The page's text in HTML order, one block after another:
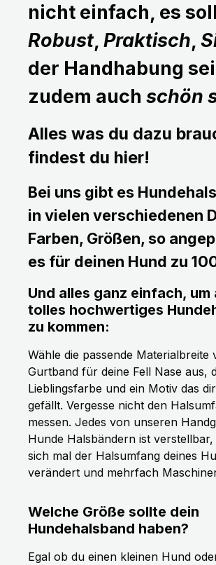
nicht einfach, es
Robust, Praktisch,
der Handhabung
zudem auch schön
Alles was du dazu
findest du hier!
Bei uns gibt es
in vielen verschiedenen
Farben, Größen, so
es für deinen Hund zu
Und alles ganz einfach, um
tolles hochwertiges
zu kommen:
Wähle die passende Materialbreite
Gurtband für deine Fell Nase aus,
Lieblingsfarbe und ein Motiv das
gefällt. Vergesse nicht den
messen. Jedes von unseren
Hunde Halsbändern ist
sich mal der Halsumfang deines
verändert und mehrfach
Welche Größe sollte dein
Hundehalsband haben?
Egal ob du einen kleinen Hund